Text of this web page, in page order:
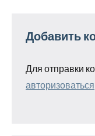
Добавить
Для отправки
авторизоваться